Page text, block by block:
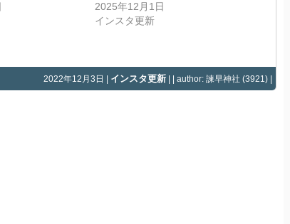
2025年12月1日
インスタ更新
2022年12月3日 | インスタ更新 | | author: 諫早神社 (3921) |